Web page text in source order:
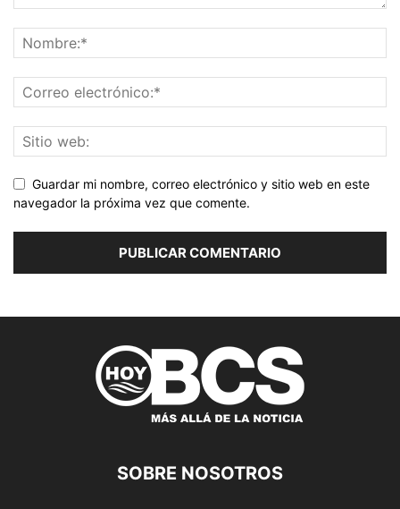
Guardar mi nombre, correo electrónico y sitio web en este
navegador la próxima vez que comente.
SOBRE NOSOTROS